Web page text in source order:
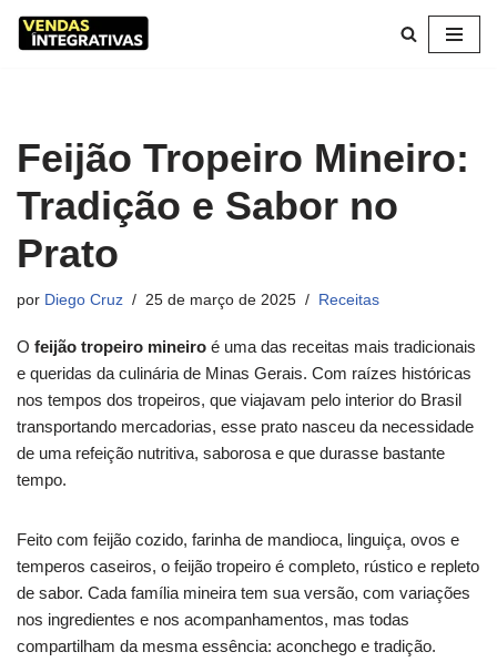
conteúdo
Feijão Tropeiro Mineiro:
Tradição e Sabor no
Prato
por Diego Cruz 25 de março de 2025 Receitas
O feijão tropeiro mineiro é uma das receitas mais tradicionais
e queridas da culinária de Minas Gerais. Com raízes históricas
nos tempos dos tropeiros, que viajavam pelo interior do Brasil
transportando mercadorias, esse prato nasceu da necessidade
de uma refeição nutritiva, saborosa e que durasse bastante
tempo.
Feito com feijão cozido, farinha de mandioca, linguiça, ovos e
temperos caseiros, o feijão tropeiro é completo, rústico e repleto
de sabor. Cada família mineira tem sua versão, com variações
nos ingredientes e nos acompanhamentos, mas todas
compartilham da mesma essência: aconchego e tradição.